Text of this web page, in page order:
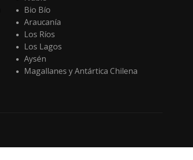
Bio Bío
Araucanía
Los Ríos
Los Lagos
Aysén
Magallanes y Antártica Chilena